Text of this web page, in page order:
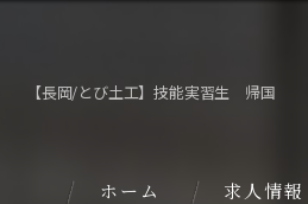
【長岡/とび土工】技能実習生 帰国
ホーム 求人情報